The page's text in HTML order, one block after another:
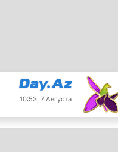
10:53, 7 Августа